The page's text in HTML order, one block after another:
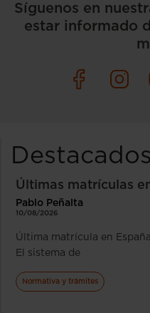
Síguenos en
estar informado
Destacados
Últimas matrículas
Pablo Peñalta
10/08/2026
Última matrícula en
El sistema de
Normativa y trámites